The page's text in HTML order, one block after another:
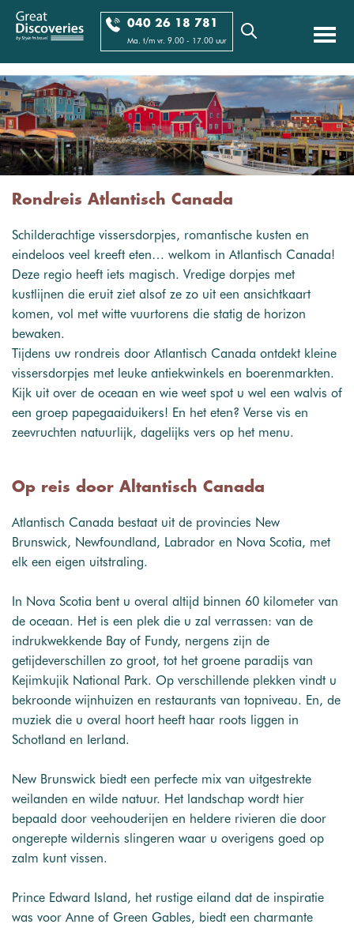
040 26 18 781
Ma. t/m vr. 9.00 - 17.00 uur
Rondreis Atlantisch Canada
Schilderachtige vissersdorpjes, romantische kusten en
eindeloos veel kreeft eten… welkom in Atlantisch Canada!
Deze regio heeft iets magisch. Vredige dorpjes met
kustlijnen die eruit ziet alsof ze zo uit een ansichtkaart
komen, vol met witte vuurtorens die statig de horizon
bewaken.
Tijdens uw rondreis door Atlantisch Canada ontdekt kleine
vissersdorpjes met leuke antiekwinkels en boerenmarkten.
Kijk uit over de oceaan en wie weet spot u wel een walvis of
een groep papegaaiduikers! En het eten? Verse vis en
zeevruchten natuurlijk, dagelijks vers op het menu.
Op reis door Altantisch Canada
Atlantisch Canada bestaat uit de provincies New
Brunswick, Newfoundland, Labrador en Nova Scotia, met
elk een eigen uitstraling.
In Nova Scotia bent u overal altijd binnen 60 kilometer van
de oceaan. Het is een plek die u zal verrassen: van de
indrukwekkende Bay of Fundy, nergens zijn de
getijdeverschillen zo groot, tot het groene paradijs van
Kejimkujik National Park. Op verschillende plekken vindt u
bekroonde wijnhuizen en restaurants van topniveau. En, de
muziek die u overal hoort heeft haar roots liggen in
Schotland en Ierland.
New Brunswick biedt een perfecte mix van uitgestrekte
weilanden en wilde natuur. Het landschap wordt hier
bepaald door veehouderijen en heldere rivieren die door
ongerepte wildernis slingeren waar u overigens goed op
zalm kunt vissen.
Prince Edward Island, het rustige eiland dat de inspiratie
was voor Anne of Green Gables, biedt een charmante